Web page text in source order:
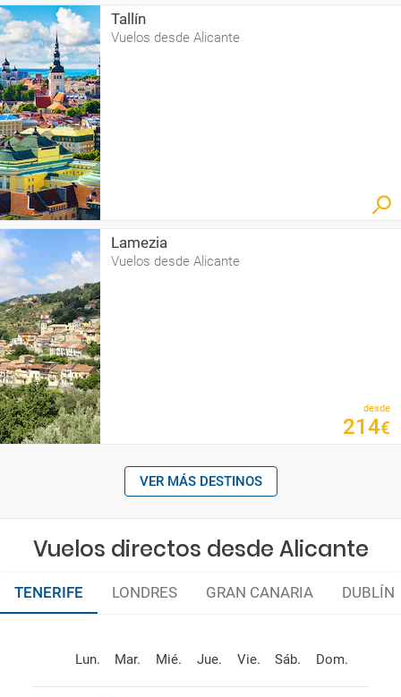
Tallín
Vuelos desde Alicante
Lamezia
Vuelos desde Alicante
desde
214€
VER MÁS DESTINOS
Vuelos directos desde Alicante
TENERIFE LONDRES GRAN CANARIA DUBLÍN
Lun. Mar. Mié. Jue. Vie. Sáb. Dom.